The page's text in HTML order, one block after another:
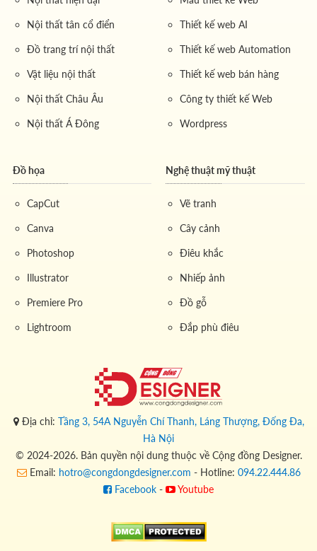
Nội thất tân cổ điển
Đồ trang trí nội thất
Vật liệu nội thất
Nội thất Châu Âu
Nội thất Á Đông
Thiết kế web AI
Thiết kế web Automation
Thiết kế web bán hàng
Công ty thiết kế Web
Wordpress
Đồ họa
CapCut
Canva
Photoshop
Illustrator
Premiere Pro
Lightroom
Nghệ thuật mỹ thuật
Vẽ tranh
Cây cảnh
Điêu khắc
Nhiếp ảnh
Đồ gỗ
Đắp phù điêu
Địa chỉ: Tầng 3, 54A Nguyễn Chí Thanh, Láng Thượng, Đống Đa,
Hà Nội
© 2024-2026. Bản quyền nội dung thuộc về Cộng đồng Designer.
Email: hotro@congdongdesigner.com - Hotline: 094.22.444.86
Facebook - Youtube